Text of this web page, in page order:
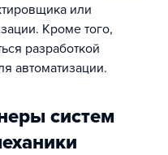
или
Кроме того,
разработкой
автоматизации.
систем